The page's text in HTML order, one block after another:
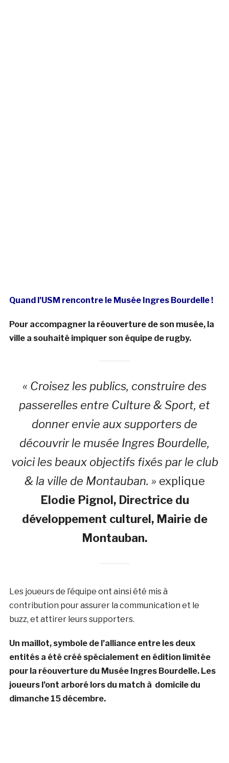
Quand l’USM rencontre le Musée Ingres Bourdelle !
Pour accompagner la réouverture de son musée, la
ville a souhaité impiquer son équipe de rugby.
« Croisez les publics, construire des
passerelles entre Culture & Sport, et
donner envie aux supporters de
découvrir le musée Ingres Bourdelle,
voici les beaux objectifs fixés par le club
& la ville de Montauban. » explique
Elodie Pignol, Directrice du
développement culturel, Mairie de
Montauban.
Les joueurs de l’équipe ont ainsi été mis à
contribution pour assurer la communication et le
buzz, et attirer leurs supporters.
Un maillot, symbole de l’alliance entre les deux
entités a été créé spécialement en édition limitée
pour la réouverture du Musée Ingres Bourdelle. Les
joueurs l’ont arboré lors du match à domicile du
dimanche 15 décembre.